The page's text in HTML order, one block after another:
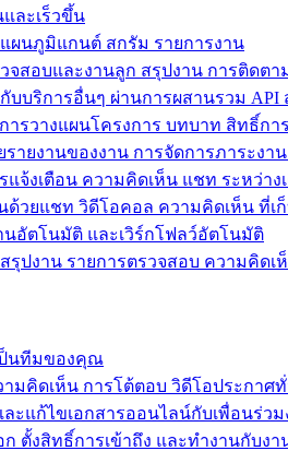
ละเร็วขึ้น
ผนภูมิแกนต์ สกรัม รายการงาน
จสอบและงานลูก สรุปงาน การติดต
บบริการอื่นๆ ผ่านการผสานรวม
ารวางแผนโครงการ บทบาท สิทธิ์กา
ายงานของงาน การจัดการภาระง
จ้งเตือน ความคิดเห็น แชท ระหว่าง
ด้วยแชท วิดีโอคอล ความคิดเห็น ที่เ
นอัตโนมัติ และเวิร์กโฟลว์อัตโนมัติ
รุปงาน รายการตรวจสอบ ความคิดเ
ป็นทีมของคุณ
มคิดเห็น การโต้ตอบ วิดีโอประกาศ
ละแก้ไขเอกสารออนไลน์กับเพื่อนร่ว
ตั้งสิทธิ์การเข้าถึง และทำงานกับงา